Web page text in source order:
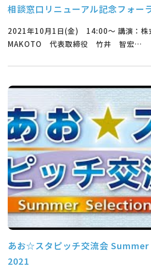
相談窓口リニューアル記念フォー
2021年10月1日(金) 14:00～ 講演：株
MAKOTO 代表取締役 竹井 智宏…
あお☆スタピッチ交流会
2021